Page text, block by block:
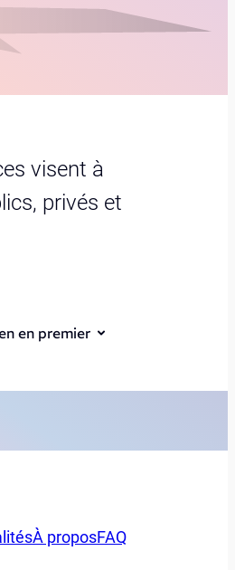
visent à
privés et
en premier
À proposFAQ